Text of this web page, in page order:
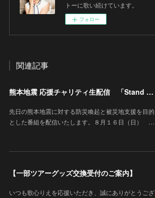
トーに歌い続けています。
フォロー
関連記事
熊本地震 応援チャリティ生配信 「Stand By KUMAMOTO」
先日の熊本地震に対する防災喚起と被災地支援を目的
とした番組を配信いたします。８月１６日（日） …
【一部ツアーグッズ交換受付のご案内】
いつも歌心りえを応援いただき、誠にありがとうござ